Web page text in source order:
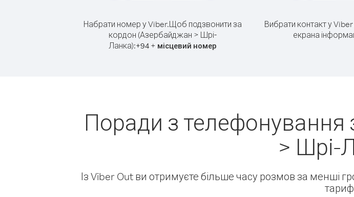
Набрати номер у Viber.Щоб подзвонити за
кордон (Азербайджан > Шрі-
Ланка):+94+ місцевий номер
Вибрати контакт у
екрана
Поради з
> Шрі-
Із Viber Out ви отримуєте більше часу розмов за менші